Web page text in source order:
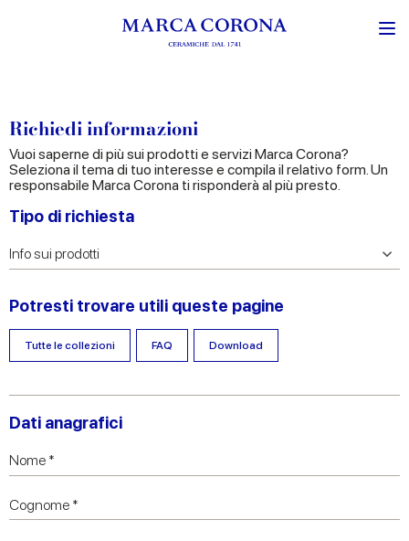
Richiedi informazioni
Vuoi saperne di più sui prodotti e servizi Marca Corona?
Seleziona il tema di tuo interesse e compila il relativo form. Un
responsabile Marca Corona ti risponderà al più presto.
Tipo di richiesta
Potresti trovare utili queste pagine
Tutte le collezioni FAQ Download
Dati anagrafici